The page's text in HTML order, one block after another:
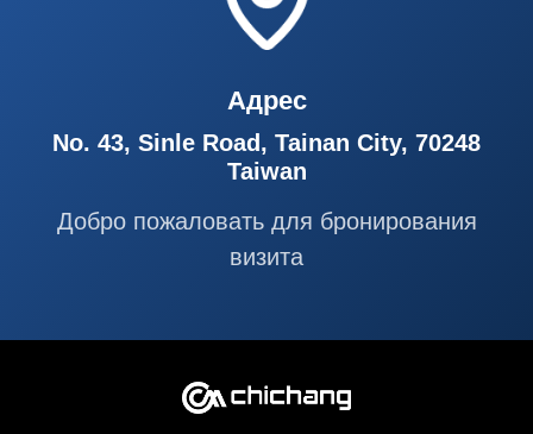
Адрес
No. 43, Sinle Road, Tainan City, 70248
Taiwan
Добро пожаловать для бронирования
визита